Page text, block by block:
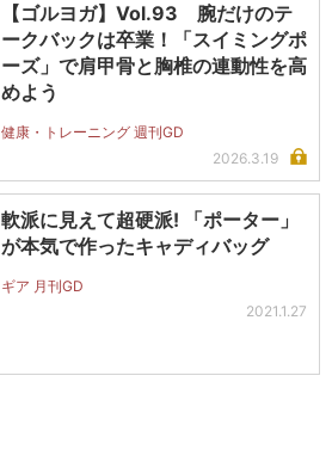
【ゴルヨガ】Vol.93 腕だけのテ
ークバックは卒業！「スイミングポ
ーズ」で肩甲骨と胸椎の連動性を高
めよう
健康・トレーニング 週刊GD
2026.3.19
軟派に見えて超硬派! 「ポーター」
が本気で作ったキャディバッグ
ギア 月刊GD
2021.1.27